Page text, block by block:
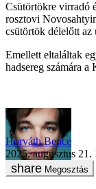
Csütörtökre virradó
rosztovi
csütörtök délelőtt az
Emellett eltaláltak
hadsereg számára a
Horváth Bence
2025. augusztus 21.
Megosztás